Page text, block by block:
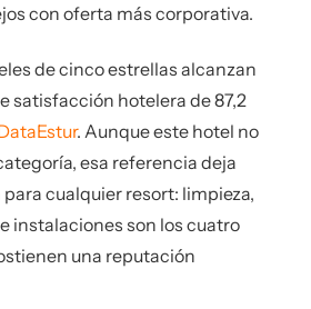
con oferta más corporativa.
de cinco estrellas alcanzan
satisfacción hotelera de 87,2
. Aunque este hotel no
esa referencia deja
cualquier resort: limpieza,
instalaciones son los cuatro
una reputación